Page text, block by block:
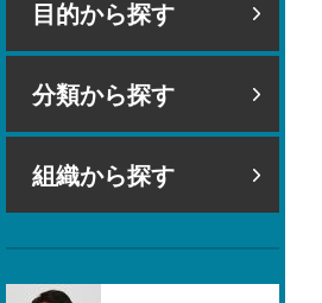
目的から探す
分類から探す
組織から探す